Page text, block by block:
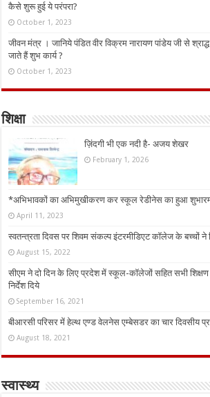
कैसे शुरू हुई ये परंपरा?
October 1, 2023
जीवन मंत्र । जानिये पंडित वीर विक्रम नारायण पांडेय जी से
जाते हैं शुभ कार्य ?
October 1, 2023
शिक्षा
ज़िंदगी भी एक नदी है- अजय शेखर
February 1, 2026
*अभिभावकों का अभिमुखीकरण कर स्कूल रेडीनेस का हुआ
April 11, 2023
स्वतन्त्रता दिवस पर शिवम संकल्प इंटरमीडिएट कॉलेज के बच्चों ने
August 15, 2022
सीएम ने दो दिन के लिए प्रदेश में स्कूल-कॉलेजों सहित सभी
निर्देश दिये
September 16, 2021
बीआरसी परिसर में हेल्थ एण्ड वेलनेस एम्बेसडर का चार दिवसीय
August 18, 2021
स्वास्थ्य